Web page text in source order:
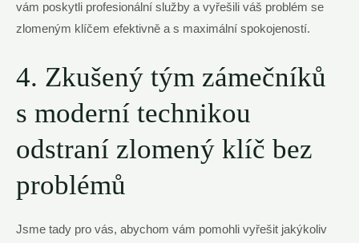
vám poskytli profesionální služby a vyřešili váš problém se
zlomeným klíčem efektivně a s maximální spokojeností.
4. Zkušený tým zámečníků
s moderní technikou
odstraní zlomený klíč bez
problémů
Jsme tady pro vás, abychom vám pomohli vyřešit jakýkoliv